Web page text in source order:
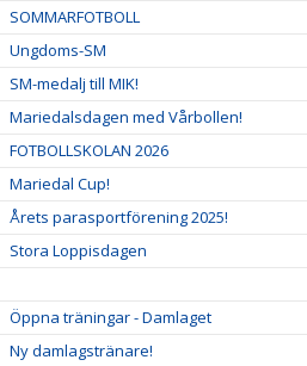
SOMMARFOTBOLL
Ungdoms-SM
SM-medalj till MIK!
Mariedalsdagen med Vårbollen!
FOTBOLLSKOLAN 2026
Mariedal Cup!
Årets parasportförening 2025!
Stora Loppisdagen
Öppna träningar - Damlaget
Ny damlagstränare!